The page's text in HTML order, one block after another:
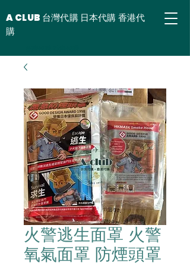
A CLUB 台灣代購 日本代購 香港代
購
火警逃生面罩 火警
氧氣面罩 防煙頭罩